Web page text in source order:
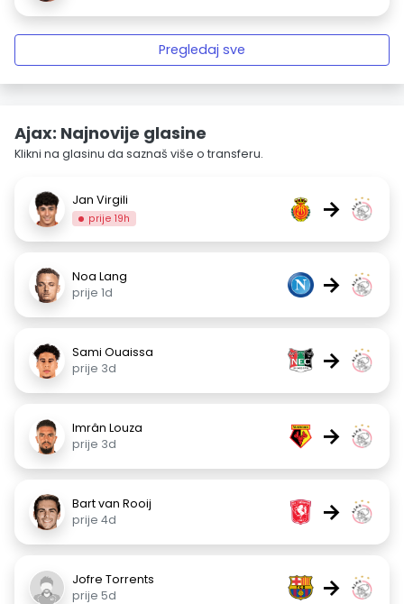
Pregledaj sve
Ajax: Najnovije glasine
Klikni na glasinu da saznaš više o transferu.
Jan Virgili
prije 19h →
Noa Lang
prije 1d
→
Sami Ouaissa
prije 3d
→
Imrân Louza
prije 3d
→
Bart van Rooij
prije 4d
→
Jofre Torrents
prije 5d
→